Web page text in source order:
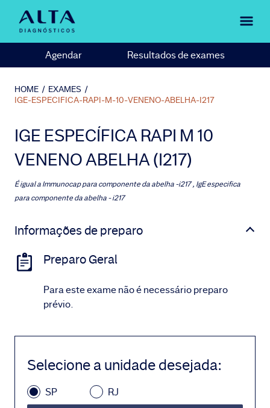
Agendar Resultados de exames
HOME / EXAMES /
IGE-ESPECIFICA-RAPI-M-10-VENENO-ABELHA-I217
IGE ESPECÍFICA RAPI M 10
VENENO ABELHA (I217)
É igual aImmunocap para componente da abelha -i217 , IgE especifica
para componente da abelha - i217
Informações de preparo
Preparo Geral
Para este exame não é necessário preparo
prévio.
Selecione a unidade desejada:
SP RJ